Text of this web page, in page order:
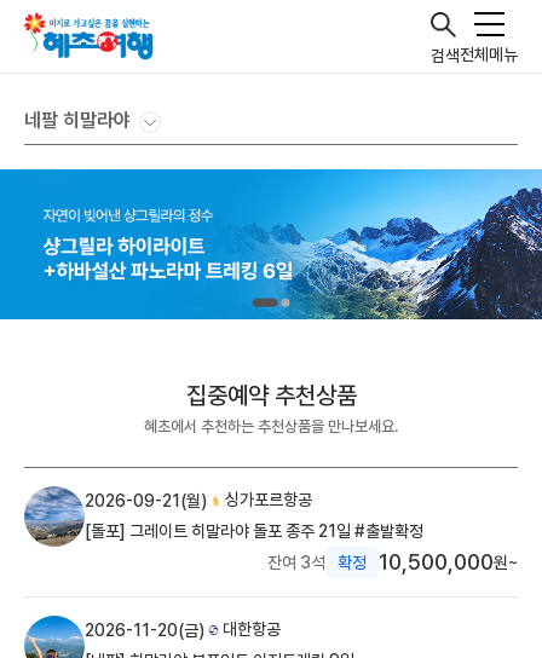
검색전체메뉴
네팔 히말라야
집중예약 추천상품
혜초에서 추천하는 추천상품을 만나보세요.
2026-09-21(월)
싱가포르항공
[돌포] 그레이트 히말라야 돌포 종주 21일 #출발확정
10,500,000원~
확정
잔여 3석
2026-11-20(금)
대한항공